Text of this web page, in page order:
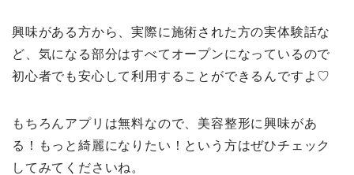
興味がある方から、実際に施術された方の実体験話な
ど、気になる部分はすべてオープンになっているので
初心者でも安心して利用することができるんですよ♡
もちろんアプリは無料なので、美容整形に興味があ
る！もっと綺麗になりたい！という方はぜひチェック
してみてくださいね。